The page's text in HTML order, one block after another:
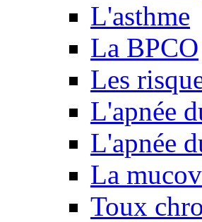
L'asthme
La BPCO
Les
L'apnée
L'apnée
La
Toux